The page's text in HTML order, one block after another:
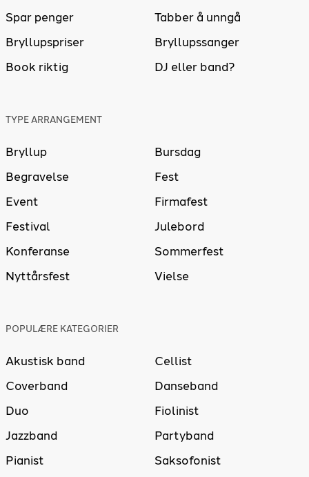
Spar penger
Tabber å unngå
Bryllupspriser
Bryllupssanger
Book riktig
DJ eller band?
TYPE ARRANGEMENT
Bryllup
Bursdag
Begravelse
Fest
Event
Firmafest
Festival
Julebord
Konferanse
Sommerfest
Nyttårsfest
Vielse
POPULÆRE KATEGORIER
Akustisk band
Cellist
Coverband
Danseband
Duo
Fiolinist
Jazzband
Partyband
Pianist
Saksofonist